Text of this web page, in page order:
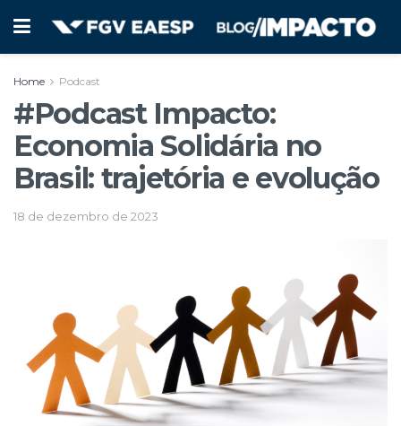
Home Podcast
#Podcast Impacto:
Economia Solidária no
Brasil: trajetória e evolução
18 de dezembro de 2023